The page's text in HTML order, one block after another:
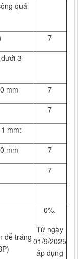
quá
7
3
mm
7
7
mm:
mm
7
7
để tráng
0%.
Từ ngày
01/9/2025
áp dụng